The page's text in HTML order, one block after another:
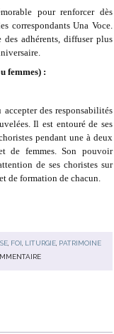
pour renforcer dès
correspondants Una Voce.
adhérents, diffuser plus
femmes) :
des responsabilités
Il est entouré de ses
pendant une à deux
de femmes. Son pouvoir
de ses choristes sur
de formation de chacun.
, FOI LITURGIE, PATRIMOINE